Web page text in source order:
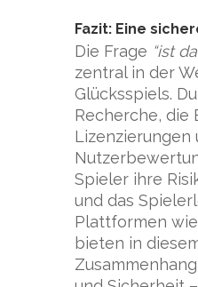
Fazit: Eine
Die Frage “ist
zentral in der
Glücksspiels.
Recherche, die
Lizenzierungen
Spieler ihre
und das
Plattformen
bieten in